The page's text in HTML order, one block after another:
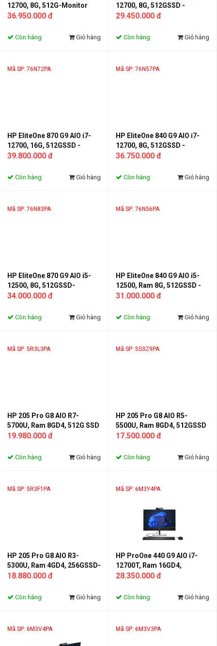
12700, 8G, 512G-Monitor
23.8FHD, VGA 4G_RTX3050Ti
36.950.000 đ
Còn hàng Giỏ hàng
12700, 8G, 512GSSD -
Monitor 23.8 inch FHD
29.450.000 đ
Còn hàng Giỏ hàng
Mã SP: 76N72PA
HP EliteOne 870 G9 AIO i7-
12700, 16G, 512GSSD -
Monitor 27 inch QHD,VGA
39.800.000 đ
Còn hàng Giỏ hàng
Mã SP: 76N57PA
HP EliteOne 840 G9 AIO i7-
12700, 8G, 512GSSD -
Monitor 23.8FHD
36.750.000 đ
Còn hàng Giỏ hàng
Mã SP: 76N83PA
HP EliteOne 870 G9 AIO i5-
12500, 8G, 512GSSD-
Monitor 27 inch QHDT
34.000.000 đ
Còn hàng Giỏ hàng
Mã SP: 76N56PA
HP EliteOne 840 G9 AIO i5-
12500, Ram 8G, 512GSSD -
Monitor 23.8FHD
31.000.000 đ
Còn hàng Giỏ hàng
Mã SP: 5R3L3PA
HP 205 Pro G8 AIO R7-
5700U, Ram 8GD4, 512G SSD
- Monitor 23.8FHD/IPS
19.980.000 đ
Còn hàng Giỏ hàng
Mã SP: 5S3Z9PA
HP 205 Pro G8 AIO R5-
5500U, Ram 8GD4, 512GSSD
- Monitor 23.8FHD IPS
17.500.000 đ
Còn hàng Giỏ hàng
Mã SP: 5R3F1PA
HP 205 Pro G8 AIO R3-
5300U, Ram 4GD4, 256GSSD-
Monitor 23.8FHD/IPS
18.880.000 đ
Còn hàng Giỏ hàng
Mã SP: 6M3Y4PA
HP ProOne 440 G9 AIO i7-
12700T, Ram 16GD4,
512GSSD - Monitor 23.8FHD
28.350.000 đ
Còn hàng Giỏ hàng
Mã SP: 6M3V4PA Mã SP: 6M3V3PA